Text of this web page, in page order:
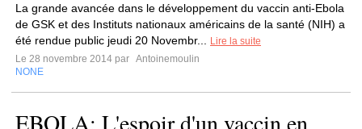
La grande avancée dans le développement du vaccin anti-Ebola
de GSK et des Instituts nationaux américains de la santé (NIH) a
été rendue public jeudi 20 Novembr...
Lire la suite
Le 28 novembre 2014 par Antoinemoulin
NONE
EBOLA: L'espoir d'un vaccin en